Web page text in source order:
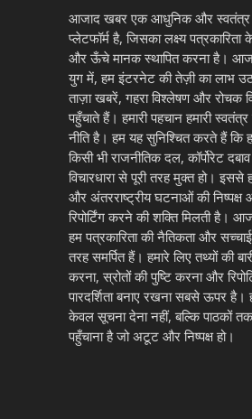
आजाद खबर एक आधुनिक और स्वतंत्र
प्लेटफॉर्म है, जिसका लक्ष्य पत्रकारिता
और ऊँचे मानक स्थापित करना है।
युग में, हम इंटरनेट की तेज़ी का लाभ
ताज़ा खबरें, गहरा विश्लेषण और रोचक
पहुँचाते हैं। हमारी पहचान हमारी
नीति है। हम यह सुनिश्चित करते हैं कि
किसी भी राजनीतिक दल, कॉर्पोरेट
विचारधारा से पूरी तरह मुक्त हो। इससे
और अंतरराष्ट्रीय घटनाओं की
रिपोर्टिंग करने की शक्ति मिलती है।
हम पत्रकारिता की नैतिकता और
तरह समर्पित हैं। हमारे लिए तथ्यों की
करना, स्रोतों की पुष्टि करना और
पारदर्शिता बनाए रखना सबसे ऊपर है।
केवल सूचना देना नहीं, बल्कि पाठकों
पहुँचाना है जो अटूट और निष्पक्ष हो।